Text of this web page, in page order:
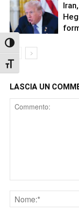
Attiva/disattiva alto
Attiva/disattiva
LASCIA UN
Comment
Nome